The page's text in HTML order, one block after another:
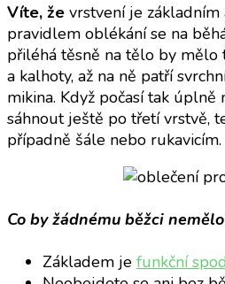
Víte, že vrstvení je
pravidlem oblékání se na
přiléhá těsně na tělo by
a kalhoty, až na ně patří
mikina. Když počasí tak úplně
sáhnout ještě po třetí vrstvě,
případně šále nebo rukavicím.
Co by žádnému běžci
Základem je funkční